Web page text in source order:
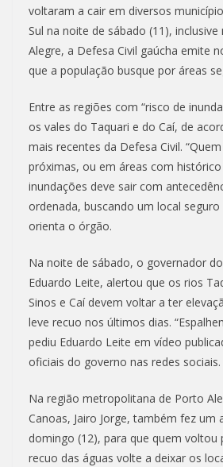
voltaram a cair em diversos
Sul na noite de sábado (11),
Alegre, a Defesa Civil gaúcha emite
que a população busque por áreas
Entre as regiões com “risco de
os vales do Taquari e do Caí, de
mais recentes da Defesa Civil.
próximas, ou em áreas com
inundações deve sair com
ordenada, buscando um local seguro
orienta o órgão.
Na noite de sábado, o governador
Eduardo Leite, alertou que os rios
Sinos e Caí devem voltar a ter
leve recuo nos últimos dias.
pediu Eduardo Leite em vídeo
oficiais do governo nas redes sociais.
Na região metropolitana de Porto
Canoas, Jairo Jorge, também fez um
domingo (12), para que quem voltou
recuo das águas volte a deixar os